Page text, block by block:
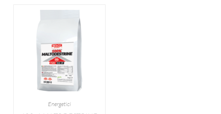
Energetici